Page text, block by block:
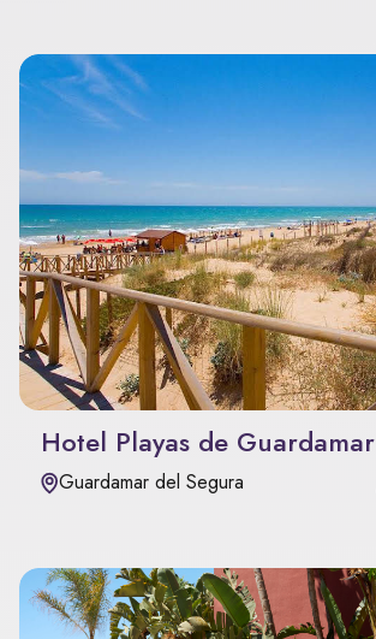
Hotel Playas de Guardamar
Guardamar del Segura